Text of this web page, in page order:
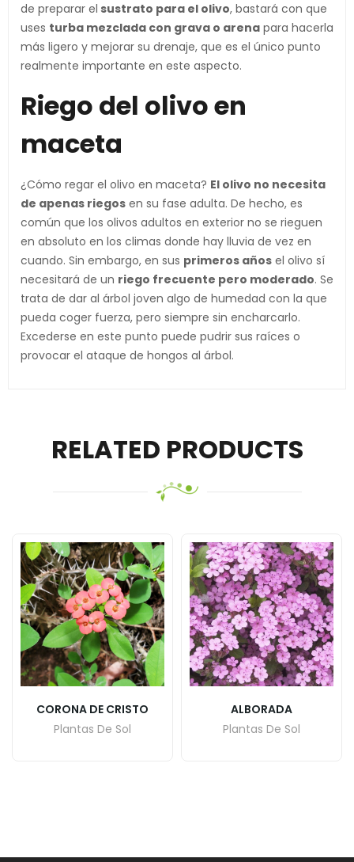
de preparar el sustrato para el olivo, bastará con que
uses turba mezclada con grava o arena para hacerla
más ligero y mejorar su drenaje, que es el único punto
realmente importante en este aspecto.
Riego del olivo en
maceta
¿Cómo regar el olivo en maceta? El olivo no necesita
de apenas riegos en su fase adulta. De hecho, es
común que los olivos adultos en exterior no se rieguen
en absoluto en los climas donde hay lluvia de vez en
cuando. Sin embargo, en sus primeros años el olivo sí
necesitará de un riego frecuente pero moderado. Se
trata de dar al árbol joven algo de humedad con la que
pueda coger fuerza, pero siempre sin encharcarlo.
Excederse en este punto puede pudrir sus raíces o
provocar el ataque de hongos al árbol.
RELATED PRODUCTS
CORONA DE CRISTO
Plantas De Sol
ALBORADA
Plantas De Sol